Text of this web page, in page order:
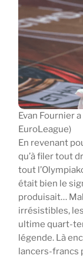
Evan Fournier
EuroLeague)
En revenant
qu’à filer tout
tout
était bien le
produisait…
irrésistibles,
ultime quart-
légende. Là
lancers-francs